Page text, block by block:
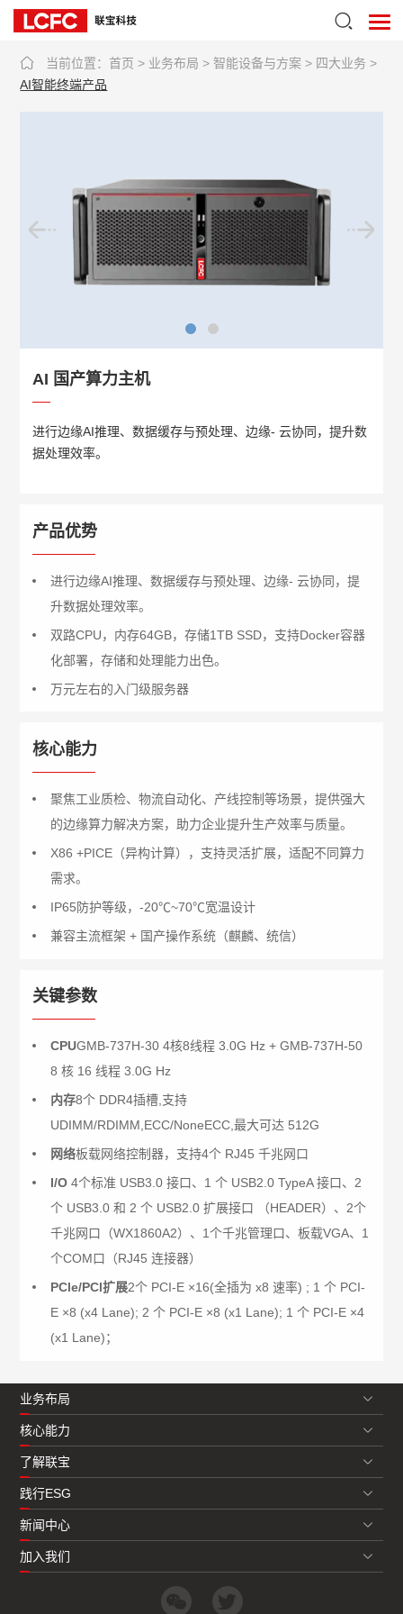
当前位置： 首页 > 业务布局 >智能设备与方案 > 四大业务 >
AI智能终端产品
AI 国产算力主机
进行边缘AI推理、数据缓存与预处理、边缘- 云协同，提升数
据处理效率。
产品优势
进行边缘AI推理、数据缓存与预处理、边缘- 云协同，提
升数据处理效率。
双路CPU，内存64GB，存储1TB SSD，支持Docker容器
化部署，存储和处理能力出色。
万元左右的入门级服务器
核心能力
聚焦工业质检、物流自动化、产线控制等场景，提供强大
的边缘算力解决方案，助力企业提升生产效率与质量。
X86 +PICE（异构计算），支持灵活扩展，适配不同算力
需求。
IP65防护等级，-20℃~70℃宽温设计
兼容主流框架 + 国产操作系统（麒麟、统信）
关键参数
CPUGMB-737H-30 4核8线程 3.0G Hz + GMB-737H-50
8 核 16 线程 3.0G Hz
内存8个 DDR4插槽,支持
UDIMM/RDIMM,ECC/NoneECC,最大可达 512G
网络板载网络控制器，支持4个 RJ45 千兆网口
I/O 4个标准 USB3.0 接口、1 个 USB2.0 TypeA 接口、2
个 USB3.0 和 2 个 USB2.0 扩展接口 （HEADER）、2个
千兆网口（WX1860A2）、1个千兆管理口、板载VGA、1
个COM口（RJ45 连接器）
PCle/PCl扩展2个 PCI-E ×16(全插为 x8 速率) ; 1 个 PCI-
E ×8 (x4 Lane); 2 个 PCI-E ×8 (x1 Lane); 1 个 PCI-E ×4
(x1 Lane)；
业务布局
核心能力
了解联宝
践行ESG
新闻中心
加入我们